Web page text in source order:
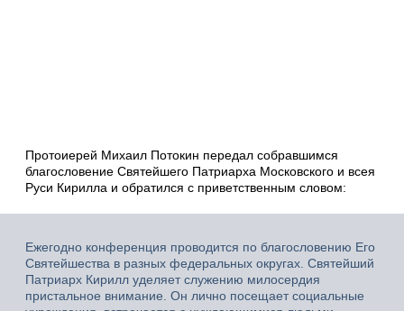
Протоиерей Михаил Потокин передал собравшимся
благословение Святейшего Патриарха Московского и всея
Руси Кирилла и обратился с приветственным словом:
Ежегодно конференция проводится по благословению Его
Святейшества в разных федеральных округах. Святейший
Патриарх Кирилл уделяет служению милосердия
пристальное внимание. Он лично посещает социальные